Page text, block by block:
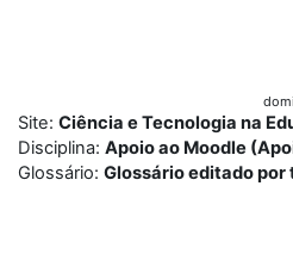
Site: Ciência e Tecnologia na
Disciplina: Apoio ao Moodle
Glossário: Glossário editado